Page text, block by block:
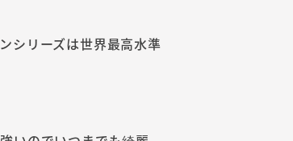
シリーズは世界最高水準